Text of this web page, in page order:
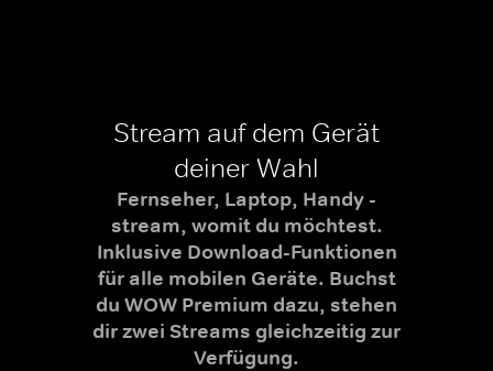
Stream auf dem Gerät
deiner Wahl
Fernseher, Laptop, Handy -
stream, womit du möchtest.
Inklusive Download-Funktionen
für alle mobilen Geräte. Buchst
du WOW Premium dazu, stehen
dir zwei Streams gleichzeitig zur
Verfügung.